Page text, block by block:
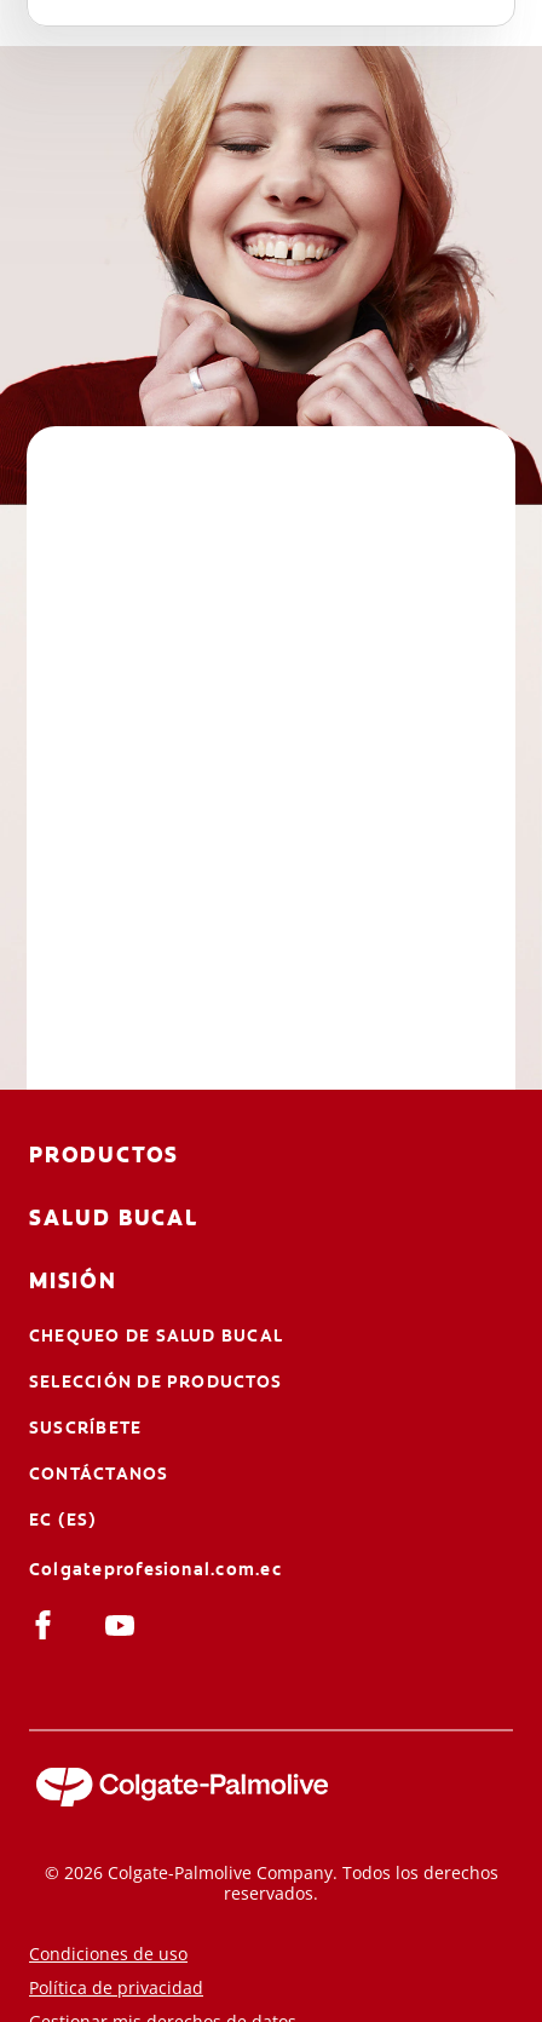
PRODUCTOS
SALUD BUCAL
MISIÓN
CHEQUEO DE SALUD BUCAL
SELECCIÓN DE PRODUCTOS
SUSCRÍBETE
CONTÁCTANOS
EC (ES)
Colgateprofesional.com.ec
© 2026 Colgate-Palmolive Company. Todos los derechos
reservados.
Condiciones de uso
Política de privacidad